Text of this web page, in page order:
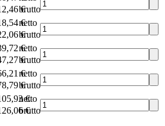
€
brutto*
€
netto
€
brutto*
€
netto
€
brutto*
€
netto
€
brutto*
€
netto
€
brutto*